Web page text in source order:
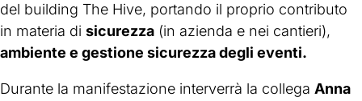
del building The Hive, portando il proprio contributo
in materia di sicurezza (in azienda e nei cantieri),
ambiente e gestione sicurezza degli eventi.
Durante la manifestazione interverrà la collega Anna